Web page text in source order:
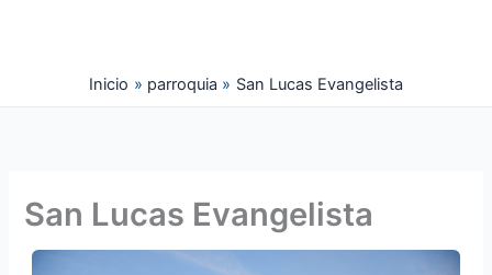
Inicio
parroquia San Lucas Evangelista
San Lucas Evangelista